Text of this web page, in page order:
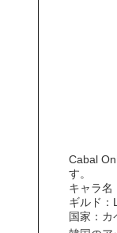
Cabal
す。
キャラ名
ギルド：
国家：カ